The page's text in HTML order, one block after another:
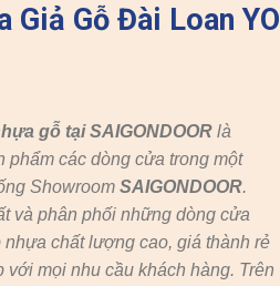
Giả Gỗ Đài Loan YO
gỗ tại SAIGONDOOR là
phẩm các dòng cửa trong một
ShowroomSAIGONDOOR.
và phân phối những dòng cửa
chất lượng cao, giá thành rẻ
với mọi nhu cầu khách hàng. Trên